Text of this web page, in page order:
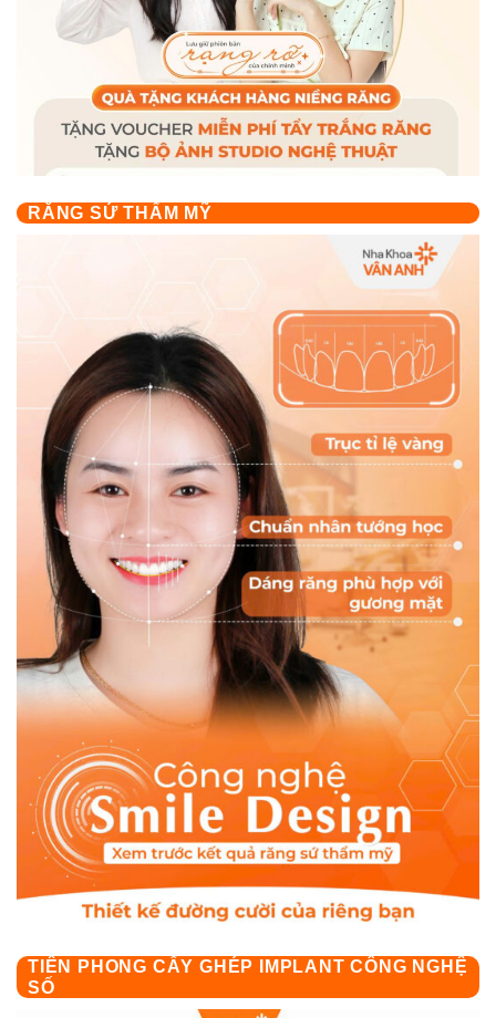
RĂNG SỨ THẨM MỸ
TIÊN PHONG CẤY GHÉP IMPLANT CÔNG NGHỆ
SỐ